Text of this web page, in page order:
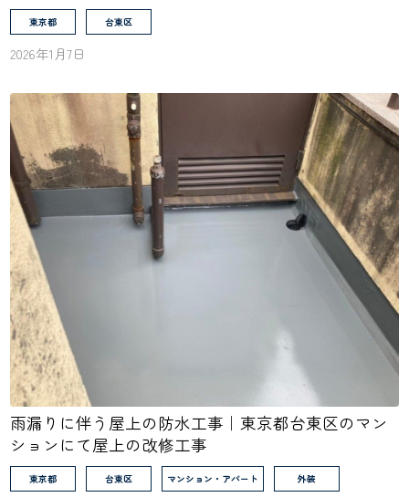
東京都 台東区
2026年1月7日
雨漏りに伴う屋上の防水工事｜東京都台東区のマン
ションにて屋上の改修工事
東京都 台東区 マンション・アパート 外装